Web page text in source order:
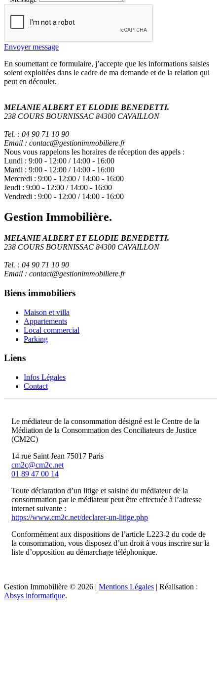
Envoyer message
En soumettant ce formulaire, j’accepte que les informations saisies
soient exploitées dans le cadre de ma demande et de la relation qui
peut en découler.
MELANIE ALBERT ET ELODIE BENEDETTI.
238 COURS BOURNISSAC 84300 CAVAILLON
Tel. : 04 90 71 10 90
Email : contact@gestionimmobiliere.fr
Nous vous rappelons les horaires de réception des appels :
Lundi : 9:00 - 12:00 / 14:00 - 16:00
Mardi : 9:00 - 12:00 / 14:00 - 16:00
Mercredi : 9:00 - 12:00 / 14:00 - 16:00
Jeudi : 9:00 - 12:00 / 14:00 - 16:00
Vendredi : 9:00 - 12:00 / 14:00 - 16:00
Gestion Immobilière.
MELANIE ALBERT ET ELODIE BENEDETTI.
238 COURS BOURNISSAC 84300 CAVAILLON
Tel. : 04 90 71 10 90
Email : contact@gestionimmobiliere.fr
Biens immobiliers
Maison et villa
Appartements
Local commercial
Parking
Liens
Infos Légales
Contact
Le médiateur de la consommation désigné est le Centre de la
Médiation de la Consommation des Conciliateurs de Justice
(CM2C)
14 rue Saint Jean 75017 Paris
cm2c@cm2c.net
01 89 47 00 14
Toute déclaration d’un litige et saisine du médiateur de la
consommation par le médiateur peut être effectuée à l’adresse
internet suivante :
https://www.cm2c.net/declarer-un-litige.php
Conformément aux dispositions de l’article L223-2 du code de
la consommation, vous disposez d’un droit à vous inscrire sur la
liste d’opposition au démarchage téléphonique.
Gestion Immobilière © 2026 | Mentions Légales | Réalisation :
Absys informatique.